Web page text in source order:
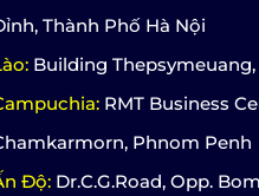
Thành Phố Hà Nội
Building
RMT Business
Phnom Penh
Độ: Dr.C.G.Road, Opp.